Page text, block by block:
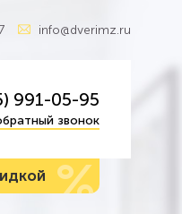
info@dverimz.ru
991-05-95
звонок
%